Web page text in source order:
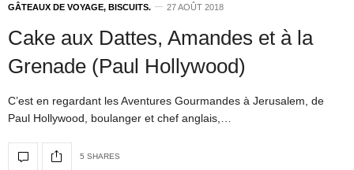
GÂTEAUX DE VOYAGE, BISCUITS. 27 AOÛT 2018
Cake aux Dattes, Amandes et à la
Grenade (Paul Hollywood)
C’est en regardant les Aventures Gourmandes à Jerusalem, de
Paul Hollywood, boulanger et chef anglais,…
5 SHARES